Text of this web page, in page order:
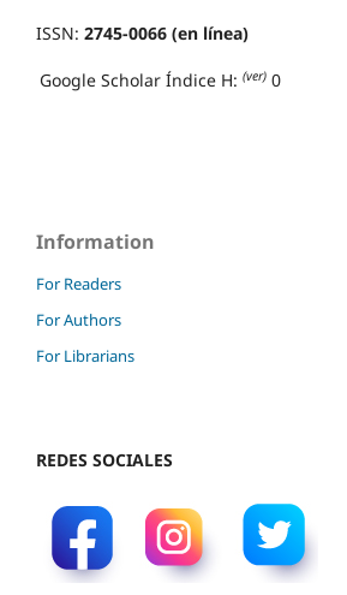
ISSN: 2745-0066 (en línea)
Google Scholar Índice H: (ver) 0
Information
For Readers
For Authors
For Librarians
REDES SOCIALES